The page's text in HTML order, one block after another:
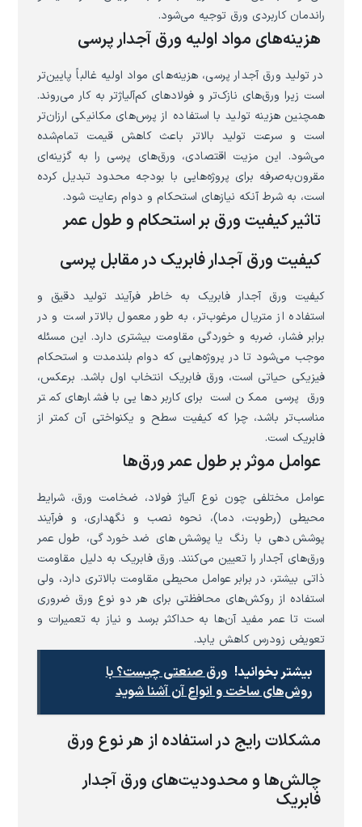
راندمان کاربردی ورق توجیه می‌شود.
هزینه‌های مواد اولیه ورق آجدار پرسی
در تولید ورق آجدار پرسی، هزینه‌های مواد اولیه غالباً پایین‌تر
است زیرا ورق‌های نازک‌تر و فولادهای کم‌آلیاژتر به کار می‌روند.
همچنین هزینه تولید با استفاده از پرس‌های مکانیکی ارزان‌تر
است و سرعت تولید بالاتر باعث کاهش قیمت تمام‌شده
می‌شود. این مزیت اقتصادی، ورق‌های پرسی را به گزینه‌ای
مقرون‌به‌صرفه برای پروژه‌هایی با بودجه محدود تبدیل کرده
است، به شرط آنکه نیازهای استحکام و دوام رعایت شود.
تاثیر کیفیت ورق بر استحکام و طول عمر
کیفیت ورق آجدار فابریک در مقابل پرسی
کیفیت ورق آجدار فابریک به خاطر فرآیند تولید دقیق و
استفاده از متریال مرغوب‌تر، به طور معمول بالاتر است و در
برابر فشار، ضربه و خوردگی مقاومت بیشتری دارد. این مسئله
موجب می‌شود تا در پروژه‌هایی که دوام بلندمدت و استحکام
فیزیکی حیاتی است، ورق فابریک انتخاب اول باشد. برعکس،
ورق پرسی ممکن است برای کاربردهایی با فشارهای کمتر
مناسب‌تر باشد، چرا که کیفیت سطح و یکنواختی آن کمتر از
فابریک است.
عوامل موثر بر طول عمر ورق‌ها
عوامل مختلفی چون نوع آلیاژ فولاد، ضخامت ورق، شرایط
محیطی (رطوبت، دما)، نحوه نصب و نگهداری، و فرآیند
پوشش‌دهی با رنگ یا پوشش‌های ضد خوردگی، طول عمر
ورق‌های آجدار را تعیین می‌کنند. ورق فابریک به دلیل مقاومت
ذاتی بیشتر، در برابر عوامل محیطی مقاومت بالاتری دارد، ولی
استفاده از روکش‌های محافظتی برای هر دو نوع ورق ضروری
است تا عمر مفید آن‌ها به حداکثر برسد و نیاز به تعمیرات و
تعویض زودرس کاهش یابد.
بیشتر بخوانید! ورق صنعتی چیست؟ با
روش‌های ساخت و انواع آن آشنا شوید
مشکلات رایج در استفاده از هر نوع ورق
چالش‌ها و محدودیت‌های ورق آجدار
فابریک